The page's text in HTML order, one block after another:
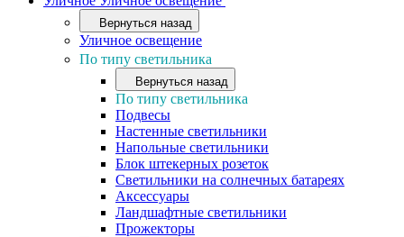
Вернуться назад
Уличное освещение
По типу светильника
Вернуться назад
По типу светильника
Подвесы
Настенные светильники
Напольные светильники
Блок штекерных розеток
Светильники на солнечных батареях
Аксессуары
Ландшафтные светильники
Прожекторы